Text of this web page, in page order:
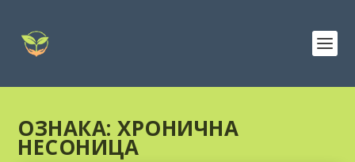
ОЗНАКА:ХРОНИЧНА
НЕСОНИЦА